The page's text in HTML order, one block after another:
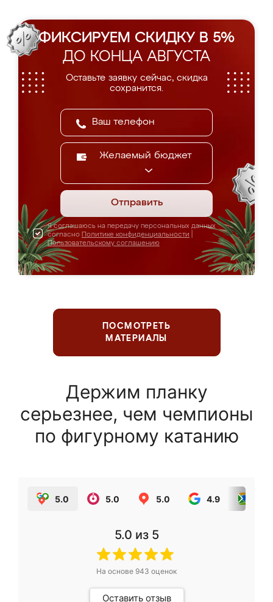
ФИКСИРУЕМ СКИДКУ В 5%
ДО КОНЦА АВГУСТА
Оставьте заявку сейчас, скидка
сохранится.
Желаемый бюджет
Отправить
Я соглашаюсь на передачу персональных данных
согласно Политике конфиденциальности
Пользовательскому соглашению
ПОСМОТРЕТЬ
МАТЕРИАЛЫ
Держим планку
серьезнее, чем чемпионы
по фигурному катанию
5.0 5.0 5.0 4.9
5.0 из 5
На основе 943 оценок
Оставить отзыв